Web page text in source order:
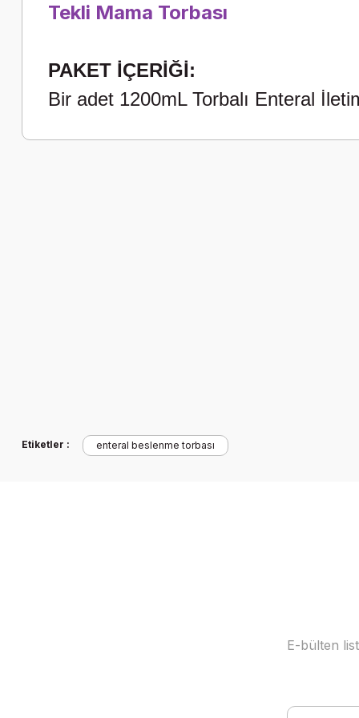
Tekli Mama Torbası
PAKET İÇERİĞİ:
Bir adet 1200mL Torbalı Enteral
Etiketler : enteral beslenme torbası
E-bülten